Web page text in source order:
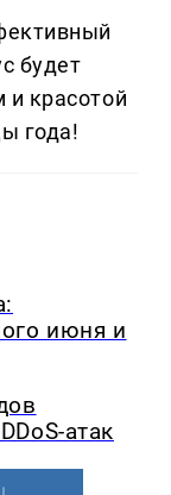
будет
и красотой
года!
июня и
атак